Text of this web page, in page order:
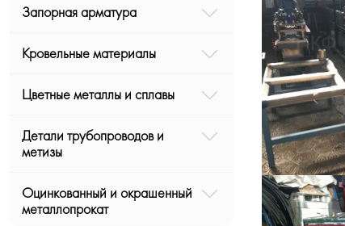
Запорная арматура
Кровельные материалы
Цветные металлы и сплавы
Детали трубопроводов и
метизы
Оцинкованный и окрашенный
металлопрокат